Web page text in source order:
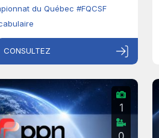
du Québec #FQCSF
CONSULTEZ
1